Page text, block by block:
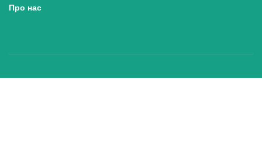
Про нас
Політика конфіденційності та захисту персональних даних